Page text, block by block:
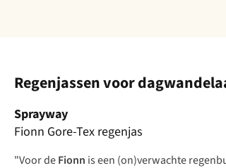
Regenjassen voor
Sprayway
Fionn Gore-Tex regenjas
"Voor deFionn is een (on)verwachte